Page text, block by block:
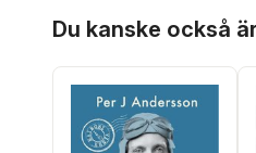
Du kanske också